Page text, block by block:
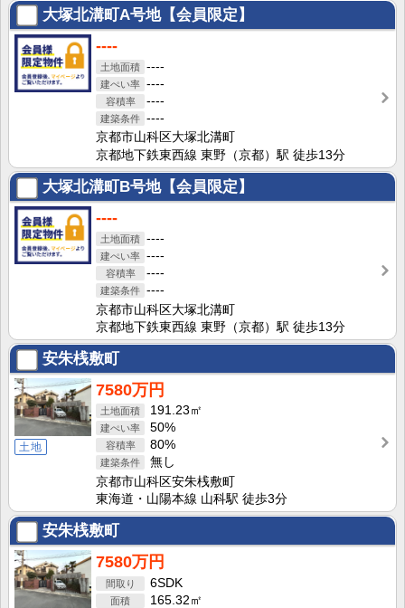
大塚北溝町A号地【会員限定】
----
----
----
----
----
京都市山科区大塚北溝町
京都地下鉄東西線 東野（京都）駅 徒歩13分
大塚北溝町B号地【会員限定】
----
----
----
----
----
京都市山科区大塚北溝町
京都地下鉄東西線 東野（京都）駅 徒歩13分
安朱桟敷町
土地
7580万円
191.23㎡
50%
80%
無し
京都市山科区安朱桟敷町
東海道・山陽本線 山科駅 徒歩3分
安朱桟敷町
7580万円
6SDK
165.32㎡